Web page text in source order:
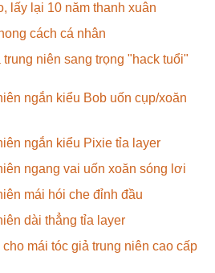
lấy lại 10 năm thanh xuân
cách cá nhân
trung niên sang trọng "hack tuổi"
ngắn kiểu Bob uốn cụp/xoăn
ngắn kiểu Pixie tỉa layer
ngang vai uốn xoăn sóng lơi
mái hói che đỉnh đầu
dài thẳng tỉa layer
mái tóc giả trung niên cao cấp